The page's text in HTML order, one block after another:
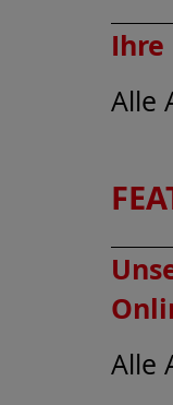
Ihre
Alle
Alle